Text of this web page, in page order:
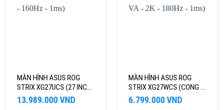
MÀN HÌNH ASUS ROG
STRIX XG27UCS (27 INCH
– FAST IPS – 4K – 160HZ
Giá
13.989.000VND
Giá
MÀN HÌNH ASUS ROG
STRIX XG27WCS (CONG –
27 INCH – FAST VA – 2K –
Giá
6.799.000VND
Giá